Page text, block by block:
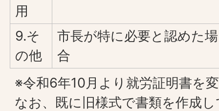
用
9.そ
の他
市長が特に必要と認めた場
合
※令和6年10月より就労証明書を
なお、既に旧様式で書類を作成